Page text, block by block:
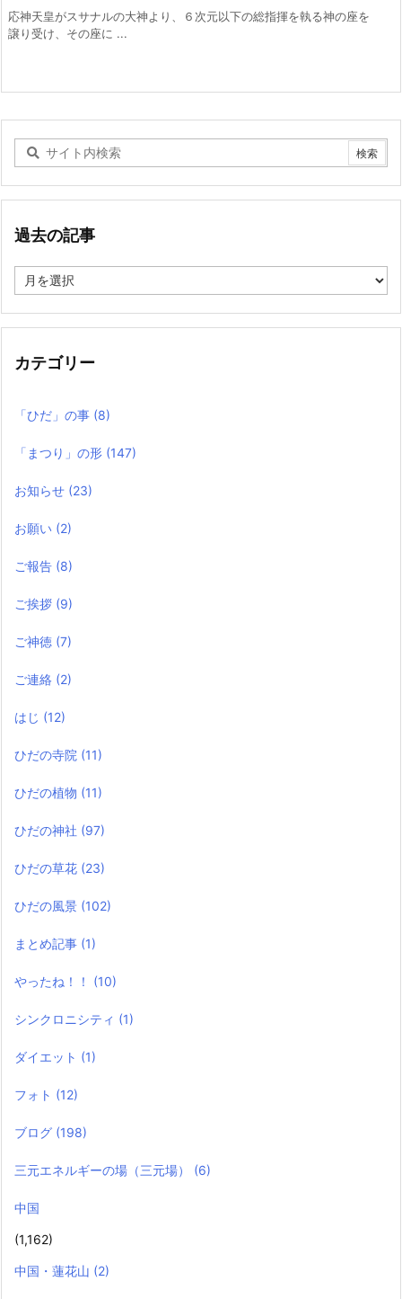
応神天皇がスサナルの大神より、６次元以下の総指揮を執る神の座を
譲り受け、その座に ...
過去の記事
去
記
カテゴリー
「ひだ」の事 (8)
「まつり」の形 (147)
お知らせ (23)
お願い (2)
ご報告 (8)
ご挨拶 (9)
ご神徳 (7)
ご連絡 (2)
はじ (12)
ひだの寺院 (11)
ひだの植物 (11)
ひだの神社 (97)
ひだの草花 (23)
ひだの風景 (102)
まとめ記事 (1)
やったね！！ (10)
シンクロニシティ (1)
ダイエット (1)
フォト (12)
ブログ (198)
三元エネルギーの場（三元場） (6)
中国
(1,162)
中国・蓮花山 (2)